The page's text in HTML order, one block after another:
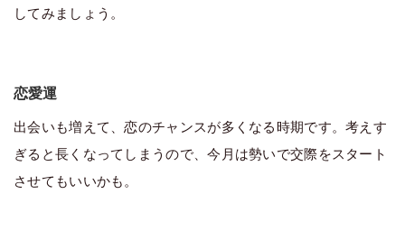
してみましょう。
恋愛運
出会いも増えて、恋のチャンスが多くなる時期です。考えす
ぎると長くなってしまうので、今月は勢いで交際をスタート
させてもいいかも。